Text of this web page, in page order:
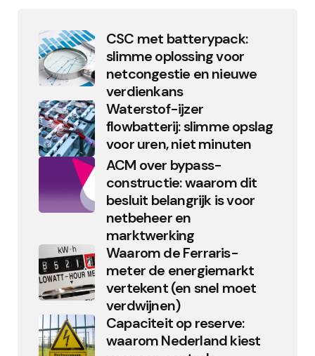
CSC met batterypack:
slimme oplossing voor
netcongestie en nieuwe
verdienkans
Waterstof-ijzer
flowbatterij: slimme opslag
voor uren, niet minuten
ACM over bypass-
constructie: waarom dit
besluit belangrijk is voor
netbeheer en
marktwerking
Waarom de Ferraris-
meter de energiemarkt
vertekent (en snel moet
verdwijnen)
Capaciteit op reserve:
waarom Nederland kiest